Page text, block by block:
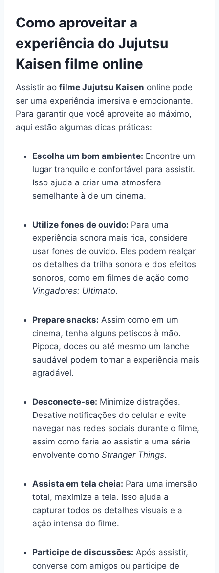
Como aproveitar a
experiência do Jujutsu
Kaisen filme online
Assistir ao filme Jujutsu Kaisen online pode
ser uma experiência imersiva e emocionante.
Para garantir que você aproveite ao máximo,
aqui estão algumas dicas práticas:
Escolha um bom ambiente: Encontre um
lugar tranquilo e confortável para assistir.
Isso ajuda a criar uma atmosfera
semelhante à de um cinema.
Utilize fones de ouvido: Para uma
experiência sonora mais rica, considere
usar fones de ouvido. Eles podem realçar
os detalhes da trilha sonora e dos efeitos
sonoros, como em filmes de ação como
Vingadores: Ultimato.
Prepare snacks: Assim como em um
cinema, tenha alguns petiscos à mão.
Pipoca, doces ou até mesmo um lanche
saudável podem tornar a experiência mais
agradável.
Desconecte-se: Minimize distrações.
Desative notificações do celular e evite
navegar nas redes sociais durante o filme,
assim como faria ao assistir a uma série
envolvente como Stranger Things.
Assista em tela cheia: Para uma imersão
total, maximize a tela. Isso ajuda a
capturar todos os detalhes visuais e a
ação intensa do filme.
Participe de discussões: Após assistir,
converse com amigos ou participe de